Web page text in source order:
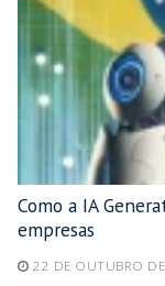
Como a IA
empresas
22 DE OUTUBRO